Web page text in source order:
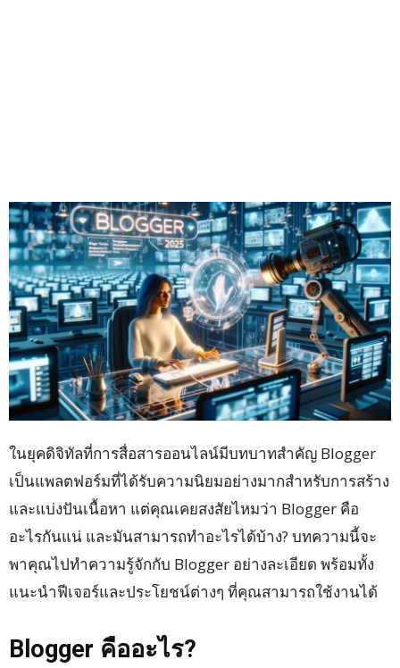
ในยุคดิจิทัลที่การสื่อสารออนไลน์มีบทบาทสำคัญ Blogger
เป็นแพลตฟอร์มที่ได้รับความนิยมอย่างมากสำหรับการสร้าง
และแบ่งปันเนื้อหา แต่คุณเคยสงสัยไหมว่า Blogger คือ
อะไรกันแน่ และมันสามารถทำอะไรได้บ้าง? บทความนี้จะ
พาคุณไปทำความรู้จักกับ Blogger อย่างละเอียด พร้อมทั้ง
แนะนำฟีเจอร์และประโยชน์ต่างๆ ที่คุณสามารถใช้งานได้
Blogger คืออะไร?